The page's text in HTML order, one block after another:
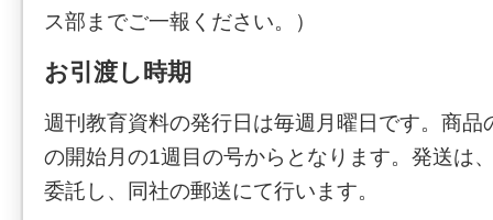
ス部までご一報ください。）
お引渡し時期
週刊教育資料の発行日は毎週月曜日です。商品
の開始月の1週目の号からとなります。発送は
委託し、同社の郵送にて行います。